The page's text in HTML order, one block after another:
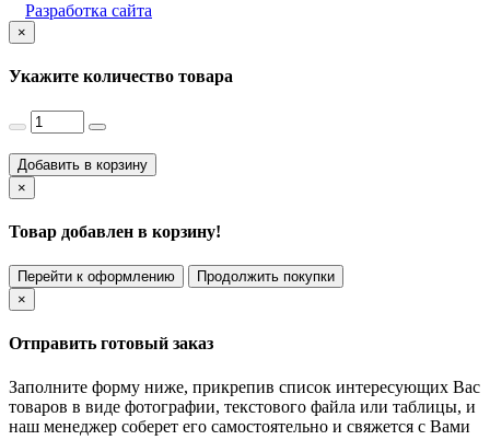
Разработка сайта
×
Укажите количество товара
Добавить в корзину
×
Товар добавлен в корзину!
Перейти к оформлению
Продолжить покупки
×
Отправить готовый заказ
Заполните форму ниже, прикрепив список интересующих Вас
товаров в виде фотографии, текстового файла или таблицы, и
наш менеджер соберет его самостоятельно и свяжется с Вами